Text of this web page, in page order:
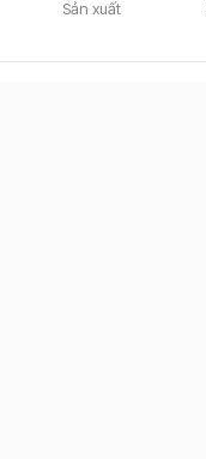
Sản xuất